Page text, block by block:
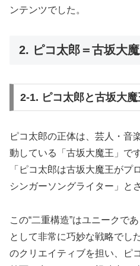
ンテンツでした。
2. ピコ太郎＝古坂大
2-1. ピコ太郎と古坂大
ピコ太郎の正体は、芸人・音
動している「古坂大魔王」で
「ピコ太郎は古坂大魔王がプ
シンガーソングライター」と
この“二重構造”はユニークで
として非常に巧妙な戦略でし
のクリエイティブを担い、ピ